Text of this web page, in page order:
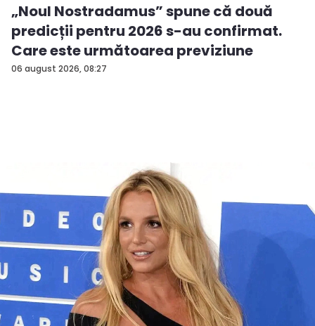
06 august 2026, 08:27
„Noul Nostradamus” spune că două
predicții pentru 2026 s-au confirmat.
Care este următoarea previziune